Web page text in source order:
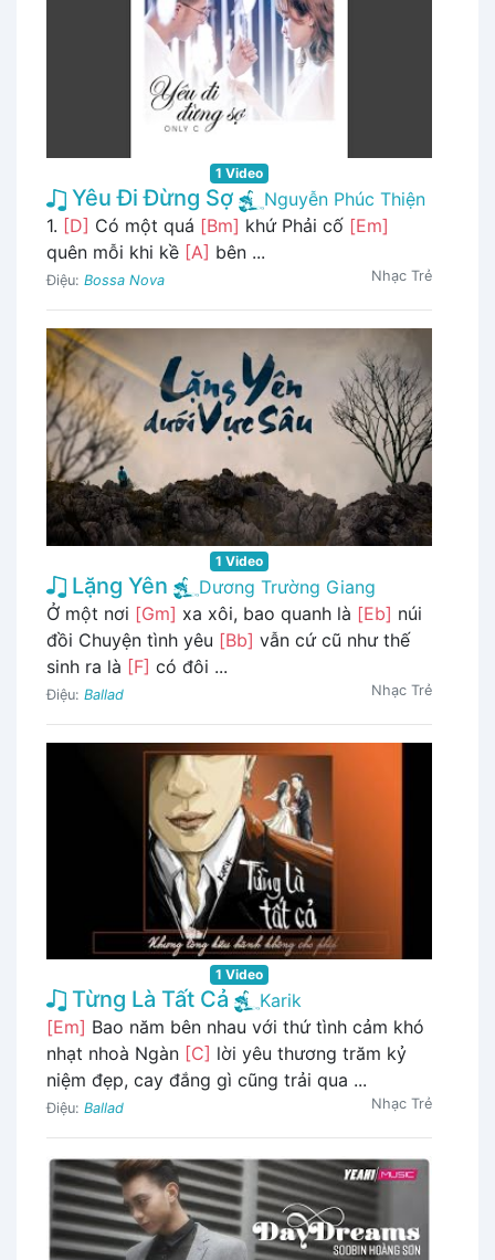
1 Video
Yêu Đi Đừng Sợ
Nguyễn Phúc Thiện
1. [D] Có một quá [Bm] khứ Phải cố [Em]
quên mỗi khi kề [A] bên ...
Điệu: Bossa Nova Nhạc Trẻ
1 Video
Lặng Yên
Dương Trường Giang
Ở một nơi [Gm] xa xôi, bao quanh là [Eb] núi
đồi Chuyện tình yêu [Bb] vẫn cứ cũ như thế
sinh ra là [F] có đôi ...
Điệu: Ballad Nhạc Trẻ
1 Video
Từng Là Tất Cả
Karik
[Em] Bao năm bên nhau với thứ tình cảm khó
nhạt nhoà Ngàn [C] lời yêu thương trăm kỷ
niệm đẹp, cay đắng gì cũng trải qua ...
Điệu: Ballad Nhạc Trẻ